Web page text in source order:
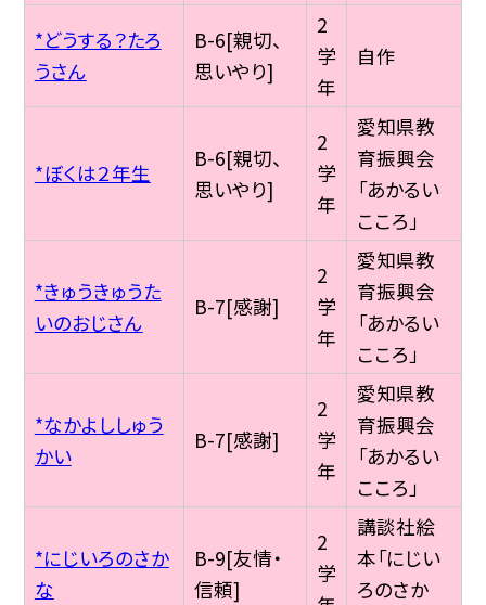
*どうする？たろ
うさん
B-6[親切、
思いやり]
2
学
年
自作
*ぼくは２年生
B-6[親切、
思いやり]
2
学
年
愛知県教
育振興会
「あかるい
こころ」
*きゅうきゅうた
いのおじさん
B-7[感謝]
2
学
年
愛知県教
育振興会
「あかるい
こころ」
*なかよししゅう
かい
B-7[感謝]
2
学
年
愛知県教
育振興会
「あかるい
こころ」
*にじいろのさか
な
B-9[友情・
信頼]
2
学
講談社絵
本「にじい
ろのさか